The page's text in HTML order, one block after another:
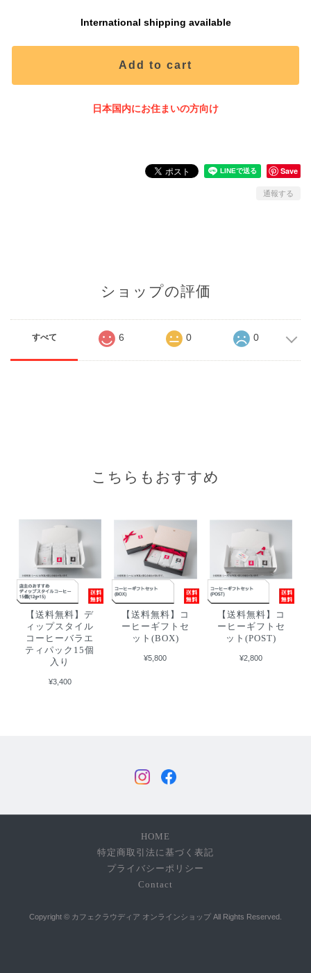
International shipping available
Add to cart
日本国内にお住まいの方向け
Save
通報する
ショップの評価
すべて 6 0 0
こちらもおすすめ
【送料無料】デ
ィップスタイル
コーヒーバラエ
ティパック15個
入り
¥3,400
【送料無料】コ
ーヒーギフトセ
ット(BOX)
¥5,800
【送料無料】コ
ーヒーギフトセ
ット(POST)
¥2,800
HOME
特定商取引法に基づく表記
プライバシーポリシー
Contact
Copyright © カフェクラウディア オンラインショップ All Rights Reserved.